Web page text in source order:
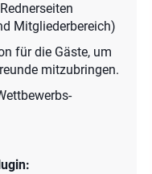
Mitgliederbereich)
für die Gäste, um
mitzubringen.